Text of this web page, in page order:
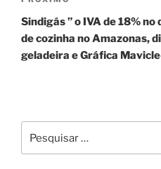
post
Sindigás ” o IVA de 18%
de cozinha no Amazonas,
geladeira e Gráfica
por: